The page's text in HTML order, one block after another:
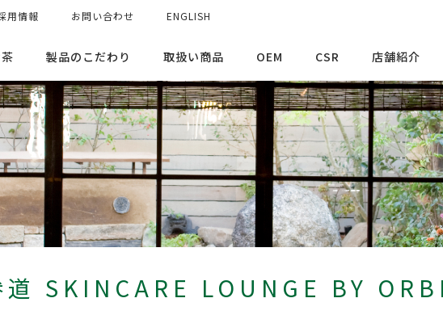
用情報 お問い合わせ ENGLISH
製品のこだわり 取扱い商品 OEM CSR 店舗紹介
道 SKINCARE LOUNGE BY